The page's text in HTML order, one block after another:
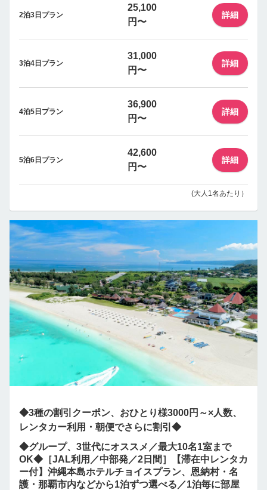
2泊3日プラン
25,100
円〜
詳細
3泊4日プラン
31,000
円〜
詳細
4泊5日プラン
36,900
円〜
詳細
5泊6日プラン
42,600
円〜
詳細
(大人1名あたり）
◆3種の割引クーポン、おひとり様3000円～×人数、
レンタカー利用・朝便でさらに割引◆
◆グループ、3世代にオススメ／最大10名1室まで
OK◆［JAL利用／中部発／2日間］【滞在中レンタカ
ー付】沖縄本島ホテルチョイスプラン、恩納村・名
護・那覇市内などから1泊ずつ選べる／1泊毎に部屋